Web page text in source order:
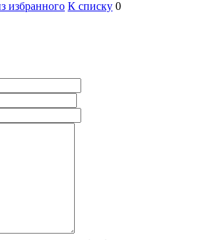
избранного К списку 0